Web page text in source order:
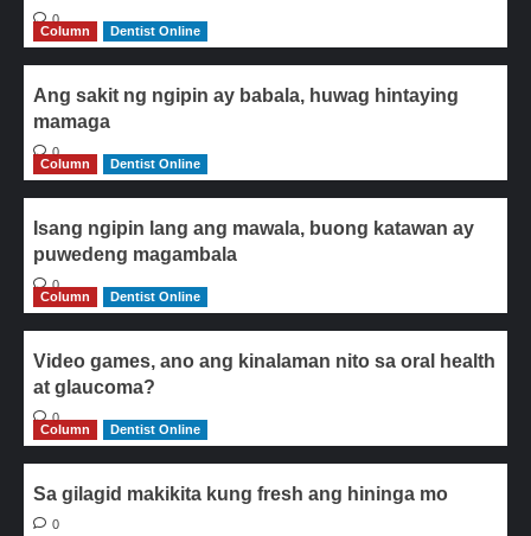
0
Column
Dentist Online
Ang sakit ng ngipin ay babala, huwag hintaying
mamaga
0
Column
Dentist Online
Isang ngipin lang ang mawala, buong katawan ay
puwedeng magambala
0
Column
Dentist Online
Video games, ano ang kinalaman nito sa oral health
at glaucoma?
0
Column
Dentist Online
Sa gilagid makikita kung fresh ang hininga mo
0